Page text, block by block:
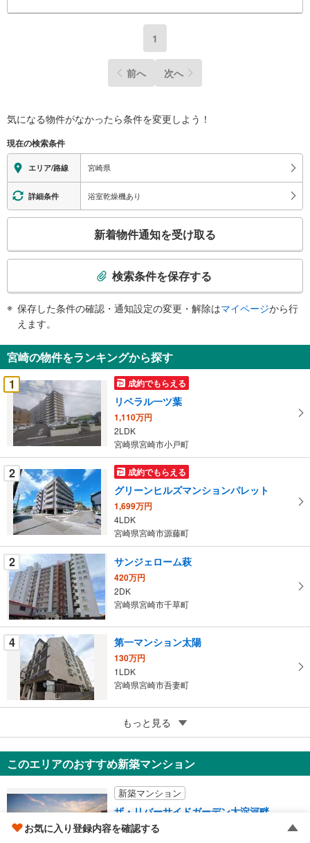
1
前へ 次へ
気になる物件がなかったら条件を変更しよう！
現在の検索条件
エリア/路線 宮崎県
詳細条件 浴室乾燥機あり
検
知
を
受
け
取
る
・
件
を
マ
イ
ペ
ー
ジ
に
保
存
す
る
新着物件通知を受け取る
検索条件を保存する
保存した条件の確認・通知設定の変更・解除はマイページから行
えます。
宮崎の物件をランキングから探す
1
成約でもらえる
リベラル一ツ葉
1,110万円
2LDK
宮崎県宮崎市小戸町
2 成約でもらえる
グリーンヒルズマンションパレット
1,699万円
4LDK
宮崎県宮崎市源藤町
2 サンジェローム萩
420万円
2DK
宮崎県宮崎市千草町
4 第一マンション太陽
130万円
1LDK
宮崎県宮崎市吾妻町
成約でもらえる
宮崎タイセイハイツ
1,199万円
2LDK
もっと見る
このエリアのおすすめ新築マンション
新築マンション
ザ・リバーサイドガーデン大淀河畔
2,980万円～4,680万円
お気に入り登録内容を確認する